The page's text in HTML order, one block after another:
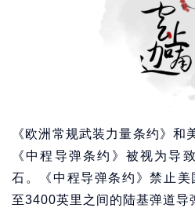
《欧洲常规武装力量条约》
《中程导弹条约》被视为导
石。《中程导弹条约》禁止
至3400英里之间的陆基弹道导